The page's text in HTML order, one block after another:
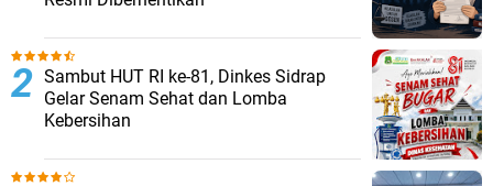
Sambut HUT RI ke-81, Dinkes Sidrap
Gelar Senam Sehat dan Lomba
Kebersihan